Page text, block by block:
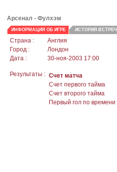
Арсенал - Фулхэм
ИНФОРМАЦИЯ ОБ ИГРЕ ИСТОРИЯ ВСТРЕЧ
Страна :
Англия
Город :
Лондон
Дата :
30-ноя-2003 17:00
Результаты : Счет матча
Счет первого тайма
Счет второго тайма
Первый гол по времени